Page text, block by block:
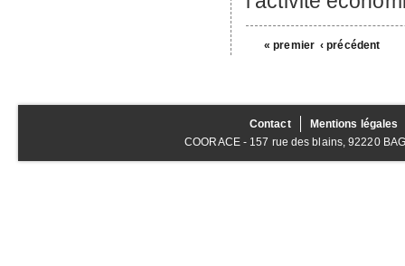
« premier ‹ précédent
Contact
Mentions légales
COORACE - 157 rue des blains, 92220